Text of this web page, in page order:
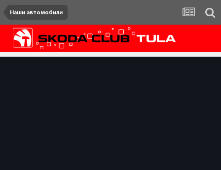
Наши автомобили